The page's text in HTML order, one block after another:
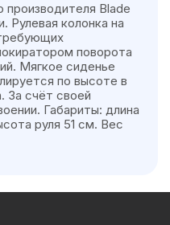
производителя Blade
Рулевая колонка на
поворота
Мягкое сиденье
по высоте в
За счёт своей
Габариты: длина
руля 51 см. Вес